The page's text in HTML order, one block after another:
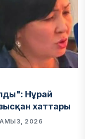
Нұрай
хаттары
2026